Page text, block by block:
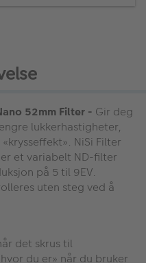
52mm Filter - Gir deg
lukkerhastigheter,
NiSi Filter
et variabelt ND-filter
på 5 til 9EV.
uten steg ved å
det skrus til
du er» når du bruker